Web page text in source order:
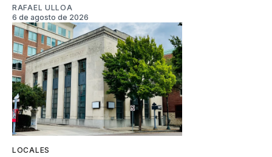
RAFAEL ULLOA
6 de agosto de 2026
LOCALES